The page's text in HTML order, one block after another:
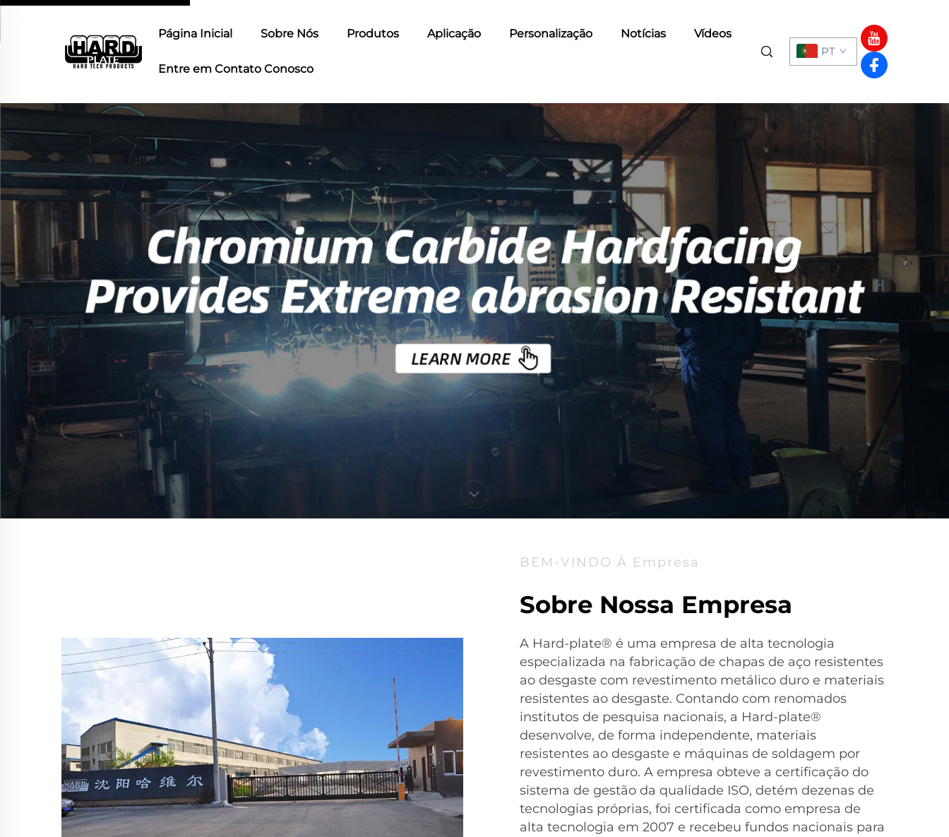
Página Inicial Sobre Nós Produtos Aplicação Personalização Notícias Vídeos
Entre em Contato Conosco
PT
BEM-VINDO À Empresa
Sobre Nossa Empresa
A Hard-plate® é uma empresa de alta tecnologia
especializada na fabricação de chapas de aço resistentes
ao desgaste com revestimento metálico duro e materiais
resistentes ao desgaste. Contando com renomados
institutos de pesquisa nacionais, a Hard-plate®
desenvolve, de forma independente, materiais
resistentes ao desgaste e máquinas de soldagem por
revestimento duro. A empresa obteve a certificação do
sistema de gestão da qualidade ISO, detém dezenas de
tecnologias próprias, foi certificada como empresa de
alta tecnologia em 2007 e recebeu fundos nacionais para